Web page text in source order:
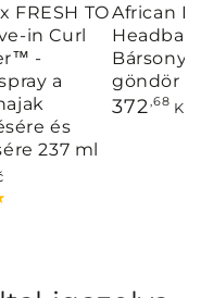
FRESH TO
in Curl
-
a
és
237 ml
African
Bársony
göndör
Normál
372,68 Kč